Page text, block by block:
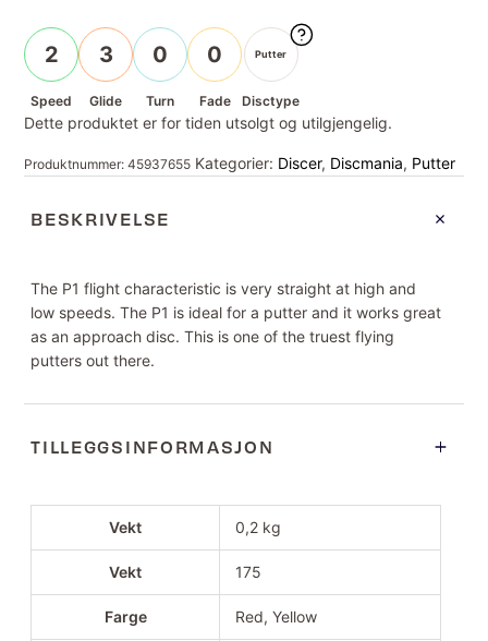
2
Speed
3
Glide
0
Turn
0
Fade
Putter
Disctype
Dette produktet er for tiden utsolgt og utilgjengelig.
Produktnummer:45937655 Kategorier: Discer, Discmania, Putter
BESKRIVELSE
The P1 flight characteristic is very straight at high and
low speeds. The P1 is ideal for a putter and it works great
as an approach disc. This is one of the truest flying
putters out there.
TILLEGGSINFORMASJON
Vekt 0,2 kg
Vekt 175
Farge Red, Yellow